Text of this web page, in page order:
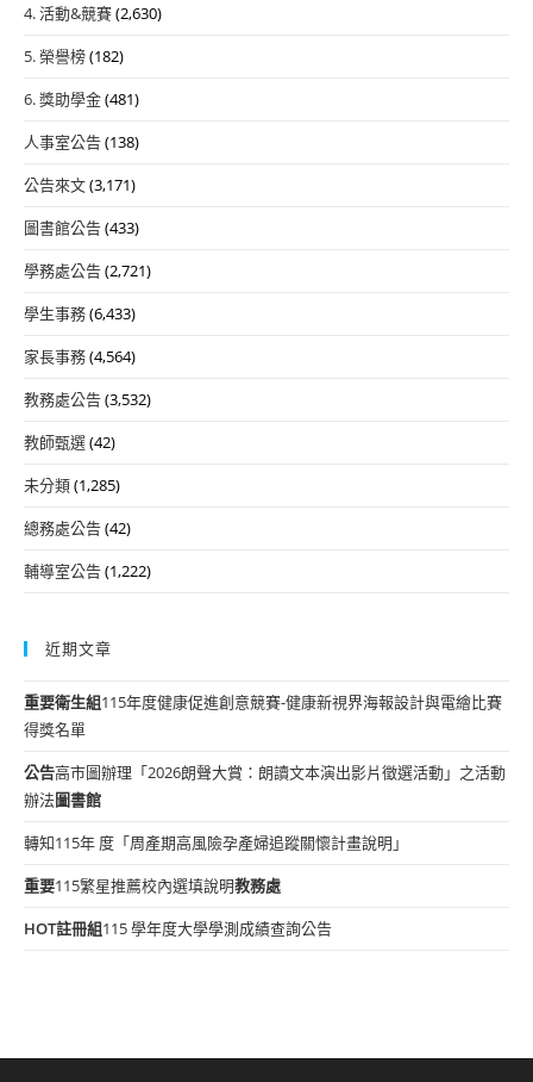
4. 活動&競賽(2,630)
5. 榮譽榜(182)
6. 獎助學金(481)
人事室公告(138)
公告來文(3,171)
圖書館公告(433)
學務處公告(2,721)
學生事務(6,433)
家長事務(4,564)
教務處公告(3,532)
教師甄選(42)
未分類(1,285)
總務處公告(42)
輔導室公告(1,222)
近期文章
重要衛生組115年度健康促進創意競賽-健康新視界海報設計與電繪比賽
得獎名單
公告高市圖辦理「2026朗聲大賞：朗讀文本演出影片徵選活動」之活動
辦法圖書館
轉知115年 度「周產期高風險孕產婦追蹤關懷計畫說明」
重要115繁星推薦校內選填說明教務處
HOT註冊組115 學年度大學學測成績查詢公告